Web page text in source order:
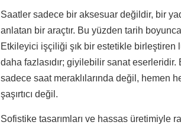
Saatler sadece bir aksesuar değildir, bir
anlatan bir araçtır. Bu yüzden tarih
Etkileyici işçiliği şık bir estetikle
daha fazlasıdır; giyilebilir sanat
sadece saat meraklılarında değil, hemen
şaşırtıcı değil.
Sofistike tasarımları ve hassas üretimiyle